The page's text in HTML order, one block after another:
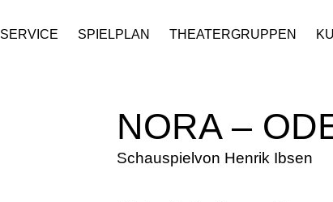
SERVICE SPIELPLAN THEATERGRUPPEN
NORA –
Schauspielvon Henrik Ibsen